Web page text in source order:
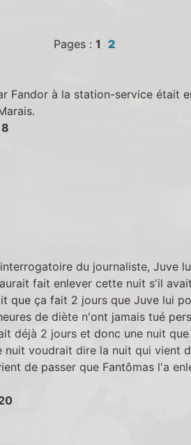
Pages : 1 2
Fandor à la station-service était
du journaliste, Juve
fait enlever cette nuit s'il
que ça fait 2 jours que Juve lui
de diète n'ont jamais tué
déjà 2 jours et donc une nuit
nuit voudrait dire la nuit qui vient
de passer que Fantômas l'a